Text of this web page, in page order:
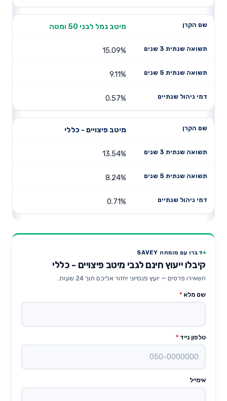
מיטב גמל לבני 50 ומטה
15.09%
9.11%
0.57%
מיטב פיצויים - כללי
13.54%
8.24%
0.71%
דברו עם מומחה SAVEY
קיבלו ייעוץ חינם לגבי מיטב פיצויים - כללי
השאירו פרטים — יועץ פנסיוני יחזור אליכם תוך 24 שעות.
שם מלא *
טלפון נייד *
אימייל